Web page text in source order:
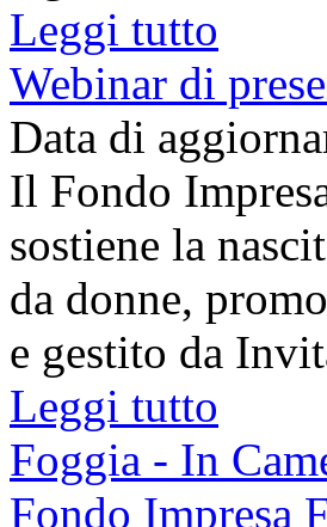
Leggi tutto
Webinar di
Data di
Il Fondo
sostiene la
da donne,
e gestito da
Leggi tutto
Foggia - In
Fondo Impresa